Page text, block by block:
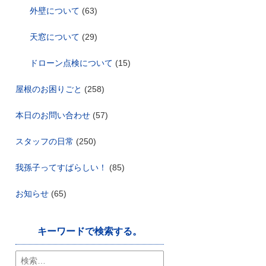
外壁について (63)
天窓について (29)
ドローン点検について (15)
屋根のお困りごと (258)
本日のお問い合わせ (57)
スタッフの日常 (250)
我孫子ってすばらしい！ (85)
お知らせ (65)
キーワードで検索する。
検